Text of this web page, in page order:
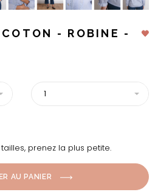
- ROBINE -
1
prenez la plus petite.
AU PANIER